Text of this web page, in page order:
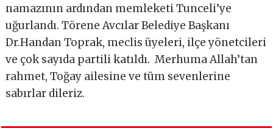
namazının ardından memleketi Tunceli’ye
uğurlandı. Törene Avcılar Belediye Başkanı
Dr.Handan Toprak, meclis üyeleri, ilçe yönetcileri
ve çok sayıda partili katıldı. Merhuma Allah’tan
rahmet, Toğay ailesine ve tüm sevenlerine
sabırlar dileriz.